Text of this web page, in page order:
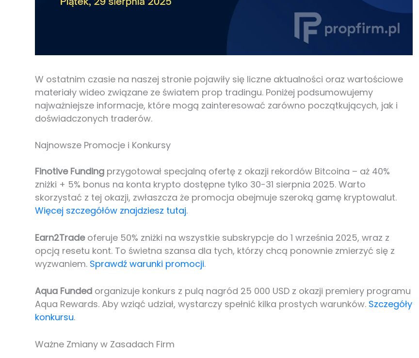
W ostatnim czasie na naszej stronie pojawiły się liczne aktualności oraz wartościowe
materiały wideo związane ze światem prop tradingu. Poniżej podsumowujemy
najważniejsze informacje, które mogą zainteresować zarówno początkujących, jak i
doświadczonych traderów.
Najnowsze Promocje i Konkursy
Finotive Funding przygotował specjalną ofertę z okazji rekordów Bitcoina – aż 40%
zniżki + 5% bonus na konta krypto dostępne tylko 30-31 sierpnia 2025. Warto
skorzystać z tej okazji, zwłaszcza że promocja obejmuje szeroką gamę kryptowalut.
Więcej szczegółów znajdziesz tutaj.
Earn2Tradeoferuje 50% zniżki na wszystkie subskrypcje do 1 września 2025, wraz z
opcją resetu kont. To świetna szansa dla tych, którzy chcą ponownie zmierzyć się z
wyzwaniem. Sprawdź warunki promocji.
Aqua Funded organizuje konkurs z pulą nagród 25 000 USD z okazji premiery programu
Aqua Rewards. Aby wziąć udział, wystarczy spełnić kilka prostych warunków. Szczegóły
konkursu.
Ważne Zmiany w Zasadach Firm